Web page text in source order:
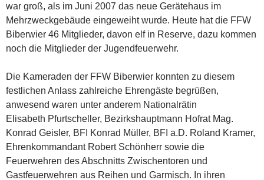
war groß, als im Juni 2007 das neue Gerätehaus im
Mehrzweckgebäude eingeweiht wurde. Heute hat die FFW
Biberwier 46 Mitglieder, davon elf in Reserve, dazu kommen
noch die Mitglieder der Jugendfeuerwehr.
Die Kameraden der FFW Biberwier konnten zu diesem
festlichen Anlass zahlreiche Ehrengäste begrüßen,
anwesend waren unter anderem Nationalrätin
Elisabeth Pfurtscheller, Bezirkshauptmann Hofrat Mag.
Konrad Geisler, BFI Konrad Müller, BFI a.D. Roland Kramer,
Ehrenkommandant Robert Schönherr sowie die
Feuerwehren des Abschnitts Zwischentoren und
Gastfeuerwehren aus Reihen und Garmisch. In ihren